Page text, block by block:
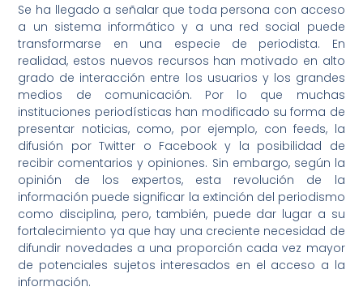
Se ha llegado a señalar que toda persona con acceso
a un sistema informático y a una red social puede
transformarse en una especie de periodista. En
realidad, estos nuevos recursos han motivado en alto
grado de interacción entre los usuarios y los grandes
medios de comunicación. Por lo que muchas
instituciones periodísticas han modificado su forma de
presentar noticias, como, por ejemplo, con feeds, la
difusión por Twitter o Facebook y la posibilidad de
recibir comentarios y opiniones. Sin embargo, según la
opinión de los expertos, esta revolución de la
información puede significar la extinción del periodismo
como disciplina, pero, también, puede dar lugar a su
fortalecimiento ya que hay una creciente necesidad de
difundir novedades a una proporción cada vez mayor
de potenciales sujetos interesados en el acceso a la
información.